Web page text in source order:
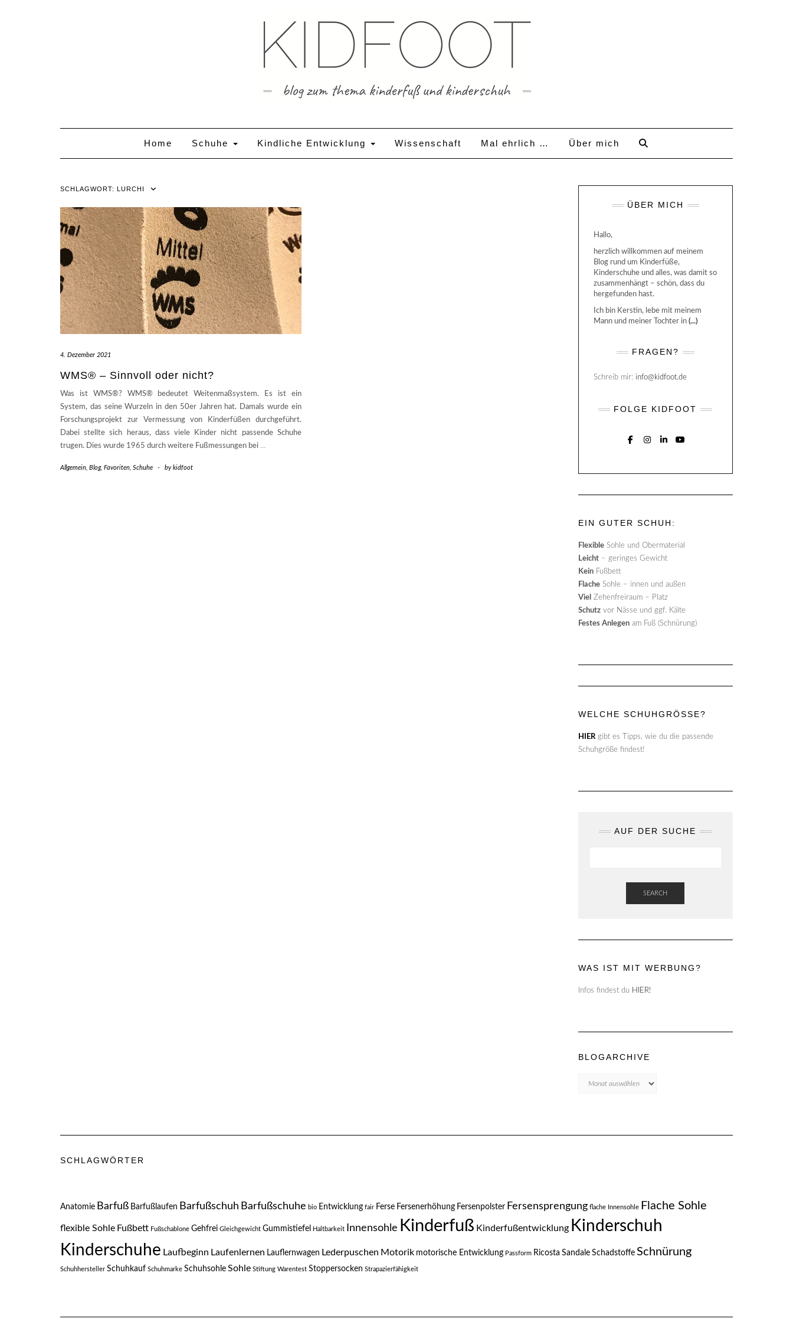
Home Schuhe Kindliche Entwicklung Wissenschaft Mal ehrlich … Über mich
SCHLAGWORT: LURCHI
4. Dezember 2021
WMS® – Sinnvoll oder nicht?
Was ist WMS®? WMS® bedeutet Weitenmaßsystem. Es ist ein
System, das seine Wurzeln in den 50er Jahren hat. Damals wurde ein
Forschungsprojekt zur Vermessung von Kinderfüßen durchgeführt.
Dabei stellte sich heraus, dass viele Kinder nicht passende Schuhe
trugen. Dies wurde 1965 durch weitere Fußmessungen bei …
Allgemein Blog, Favoriten Schuhe - bykidfoot
ÜBER MICH
Hallo,
herzlich willkommen auf meinem
Blog rund um Kinderfüße,
Kinderschuhe und alles, was damit so
zusammenhängt – schön, dass du
hergefunden hast.
Ich bin Kerstin, lebe mit meinem
Mann und meiner Tochter in (...)
FRAGEN?
Schreib mir: info@kidfoot.de
FOLGE KIDFOOT
EIN GUTER SCHUH:
FlexibleSohle und Obermaterial
Leicht– geringes Gewicht
KeinFußbett
FlacheSohle – innen und außen
Viel Zehenfreiraum – Platz
Schutzvor Nässe und ggf. Kälte
Festes Anlegenam Fuß (Schnürung)
WELCHE SCHUHGRÖSSE?
HIERgibt es Tipps, wie du die passende
Schuhgröße findest!
AUF DER SUCHE
SEARCH
WAS IST MIT WERBUNG?
Infos findest du HIER!
BLOGARCHIVE
SCHLAGWÖRTER
Anatomie Barfuß Barfußlaufen Barfußschuh Barfußschuhe bio Entwicklung fair Ferse Fersenerhöhung Fersenpolster Fersensprengung flache Innensohle Flache Sohle
flexible Sohle Fußbett Fußschablone Gehfrei Gleichgewicht Gummistiefel Haltbarkeit Innensohle Kinderfuß Kinderfußentwicklung Kinderschuh
Kinderschuhe Laufbeginn Laufenlernen Lauflernwagen Lederpuschen Motorik motorische Entwicklung Passform Ricosta Sandale Schadstoffe Schnürung
Schuhhersteller Schuhkauf Schuhmarke Schuhsohle Sohle Stiftung Warentest Stoppersocken Strapazierfähigkeit